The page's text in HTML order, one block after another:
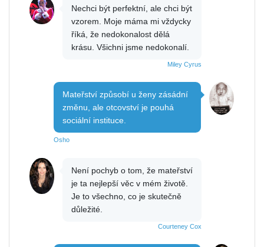
Nechci být perfektní, ale chci být
vzorem. Moje máma mi vždycky
říká, že nedokonalost dělá
krásu. Všichni jsme nedokonalí.
Miley Cyrus
Mateřství způsobí u ženy zásádní
změnu, ale otcovství je pouhá
sociální instituce.
Osho
Není pochyb o tom, že mateřství
je ta nejlepší věc v mém životě.
Je to všechno, co je skutečně
důležité.
Courteney Cox